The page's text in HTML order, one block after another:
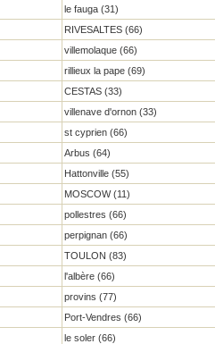
le fauga (31)
RIVESALTES (66)
villemolaque (66)
rillieux la pape (69)
CESTAS (33)
villenave d'ornon (33)
st cyprien (66)
Arbus (64)
Hattonville (55)
MOSCOW (11)
pollestres (66)
perpignan (66)
TOULON (83)
l'albère (66)
provins (77)
Port-Vendres (66)
le soler (66)